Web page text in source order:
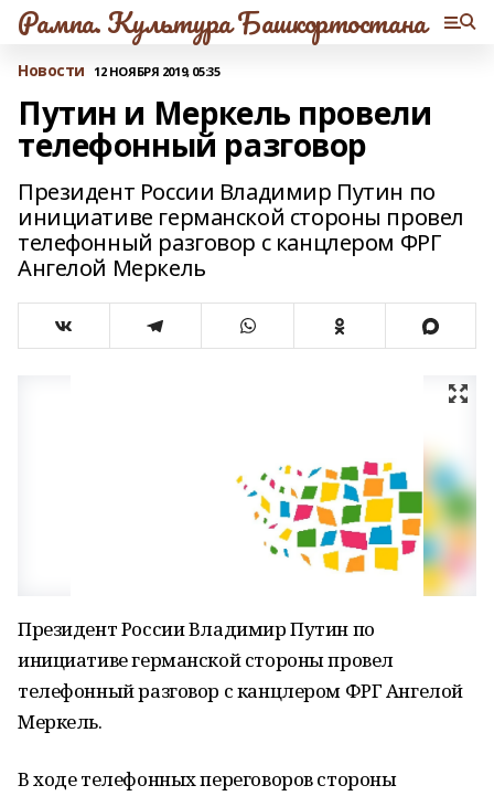
Рампа. Культура Башкортостана
Новости 12 НОЯБРЯ 2019, 05:35
Путин и Меркель провели
телефонный разговор
Президент России Владимир Путин по
инициативе германской стороны провел
телефонный разговор с канцлером ФРГ
Ангелой Меркель
Президент России Владимир Путин по
инициативе германской стороны провел
телефонный разговор с канцлером ФРГ Ангелой
Меркель.
В ходе телефонных переговоров стороны